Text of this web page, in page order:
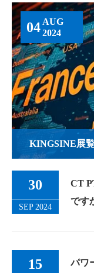
KINGSINE展
04 AUG
2024
30
SEP 2024
CT
です
15
パワ